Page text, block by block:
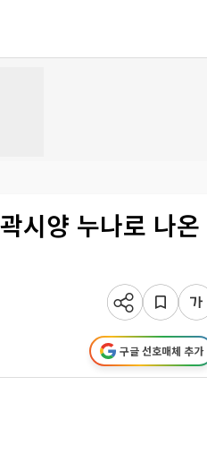
시양 누나로 나온
구글 선호매체 추가